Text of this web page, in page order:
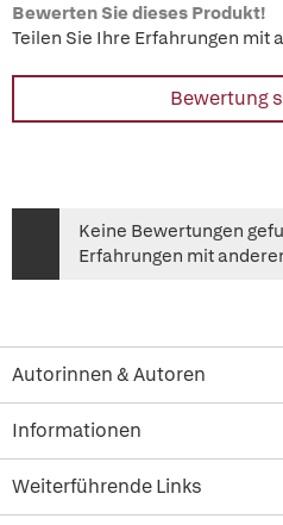
Bewerten Sie dieses Produkt!
Teilen Sie Ihre Erfahrungen mit
Bewertung
Keine Bewertungen
Erfahrungen mit
Autorinnen & Autoren
Informationen
Weiterführende Links